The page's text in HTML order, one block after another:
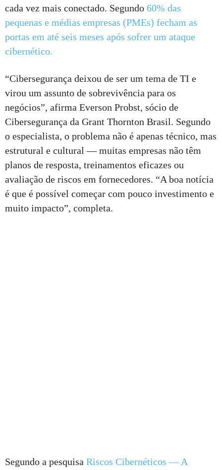
cada vez mais conectado. Segundo 60% das
pequenas e médias empresas (PMEs) fecham as
portas em até seis meses após sofrer um ataque
cibernético.
“Cibersegurança deixou de ser um tema de TI e
virou um assunto de sobrevivência para os
negócios”, afirma Everson Probst, sócio de
Cibersegurança da Grant Thornton Brasil. Segundo
o especialista, o problema não é apenas técnico, mas
estrutural e cultural — muitas empresas não têm
planos de resposta, treinamentos eficazes ou
avaliação de riscos em fornecedores. “A boa notícia
é que é possível começar com pouco investimento e
muito impacto”, completa.
Segundo a pesquisa Riscos Cibernéticos — A